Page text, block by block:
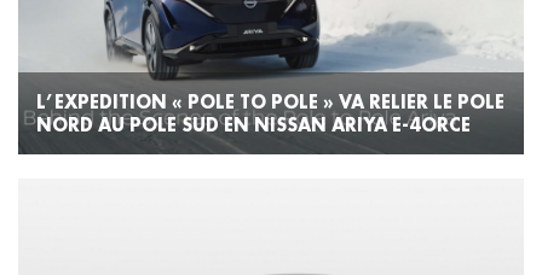
L’EXPEDITION « POLE TO POLE » VA RELIER LE POLE
NORD AU POLE SUD EN NISSAN ARIYA E-4ORCE